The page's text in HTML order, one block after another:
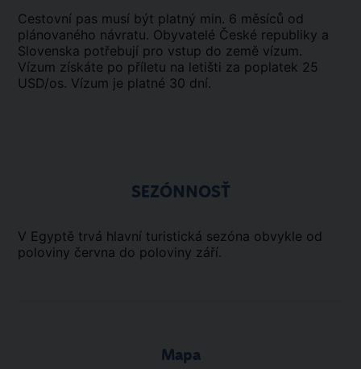
Cestovní pas musí být platný min. 6 měsíců od
plánovaného návratu. Obyvatelé České republiky a
Slovenska potřebují pro vstup do země vízum.
Vízum získáte po příletu na letišti za poplatek 25
USD/os. Vízum je platné 30 dní.
SEZÓNNOSŤ
V Egyptě trvá hlavní turistická sezóna obvykle od
poloviny června do poloviny září.
Mapa